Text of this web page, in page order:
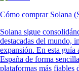
Cómo comprar Solana
Solana sigue
destacadas del mundo,
expansión. En esta guía
España de forma
plataformas más fiables